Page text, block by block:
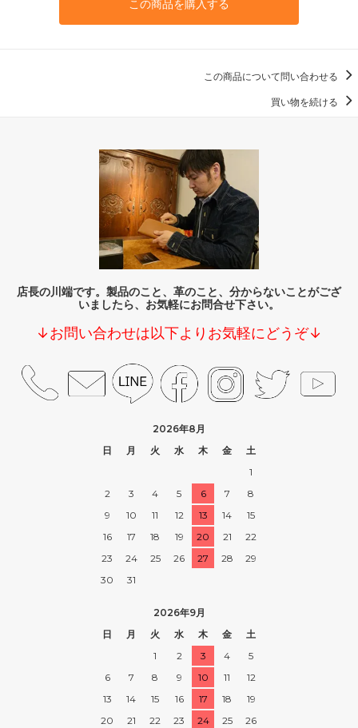
この商品を購入する
この商品について問い合わせる
買い物を続ける
店長の川端です。製品のこと、革のこと、分からないことがござ
いましたら、お気軽にお問合せ下さい。
↓お問い合わせは以下よりお気軽にどうぞ↓
2026年8月
日
月 火 水 木 金
土
1
2
3 4 5 6 7
8
9
10 11 12 13 14
15
16
17 18 19 20 21
22
23
24 25 26 27 28
29
30
31
2026年9月
日
月 火 水 木 金
土
1
2 3 4
5
6
7 8 9 10 11
12
13
14 15 16 17 18
19
20
21 22 23 24 25
26